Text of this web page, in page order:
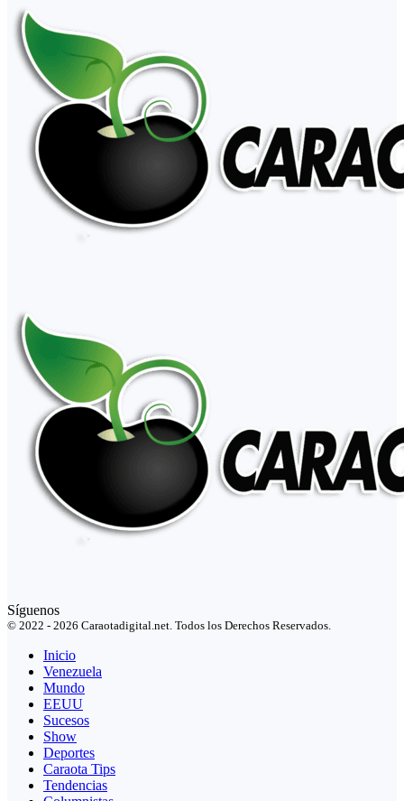
Síguenos
© 2022 - 2026 Caraotadigital.net. Todos los Derechos Reservados.
Inicio
Venezuela
Mundo
EEUU
Sucesos
Show
Deportes
Caraota Tips
Tendencias